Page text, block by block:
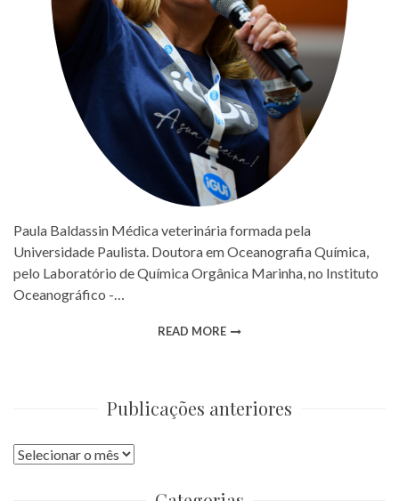
Paula Baldassin Médica veterinária formada pela
Universidade Paulista. Doutora em Oceanografia Química,
pelo Laboratório de Química Orgânica Marinha, no Instituto
Oceanográfico -…
READ MORE
Publicações anteriores
Publicações